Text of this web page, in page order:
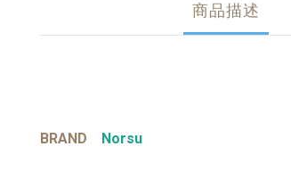
商品描述
BRAND Norsu